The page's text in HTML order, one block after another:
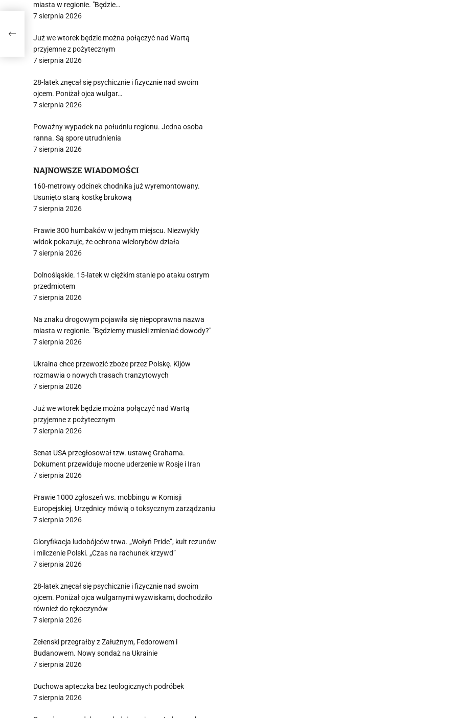
miasta w regionie. "Będzie…
7 sierpnia 2026
Już we wtorek będzie można połączyć nad Wartą
przyjemne z pożytecznym
7 sierpnia 2026
28-latek znęcał się psychicznie i fizycznie nad swoim
ojcem. Poniżał ojca wulgar…
7 sierpnia 2026
Poważny wypadek na południu regionu. Jedna osoba
ranna. Są spore utrudnienia
7 sierpnia 2026
NAJNOWSZE WIADOMOŚCI
160-metrowy odcinek chodnika już wyremontowany.
Usunięto starą kostkę brukową
7 sierpnia 2026
Prawie 300 humbaków w jednym miejscu. Niezwykły
widok pokazuje, że ochrona wielorybów działa
7 sierpnia 2026
Dolnośląskie. 15-latek w ciężkim stanie po ataku ostrym
przedmiotem
7 sierpnia 2026
Na znaku drogowym pojawiła się niepoprawna nazwa
miasta w regionie. "Będziemy musieli zmieniać dowody?"
7 sierpnia 2026
Ukraina chce przewozić zboże przez Polskę. Kijów
rozmawia o nowych trasach tranzytowych
7 sierpnia 2026
Już we wtorek będzie można połączyć nad Wartą
przyjemne z pożytecznym
7 sierpnia 2026
Senat USA przegłosował tzw. ustawę Grahama.
Dokument przewiduje mocne uderzenie w Rosje i Iran
7 sierpnia 2026
Prawie 1000 zgłoszeń ws. mobbingu w Komisji
Europejskiej. Urzędnicy mówią o toksycznym zarządzaniu
7 sierpnia 2026
Gloryfikacja ludobójców trwa. „Wołyń Pride”, kult rezunów
i milczenie Polski. „Czas na rachunek krzywd”
7 sierpnia 2026
28-latek znęcał się psychicznie i fizycznie nad swoim
ojcem. Poniżał ojca wulgarnymi wyzwiskami, dochodziło
również do rękoczynów
7 sierpnia 2026
Zełenski przegrałby z Załużnym, Fedorowem i
Budanowem. Nowy sondaż na Ukrainie
7 sierpnia 2026
Duchowa apteczka bez teologicznych podróbek
7 sierpnia 2026